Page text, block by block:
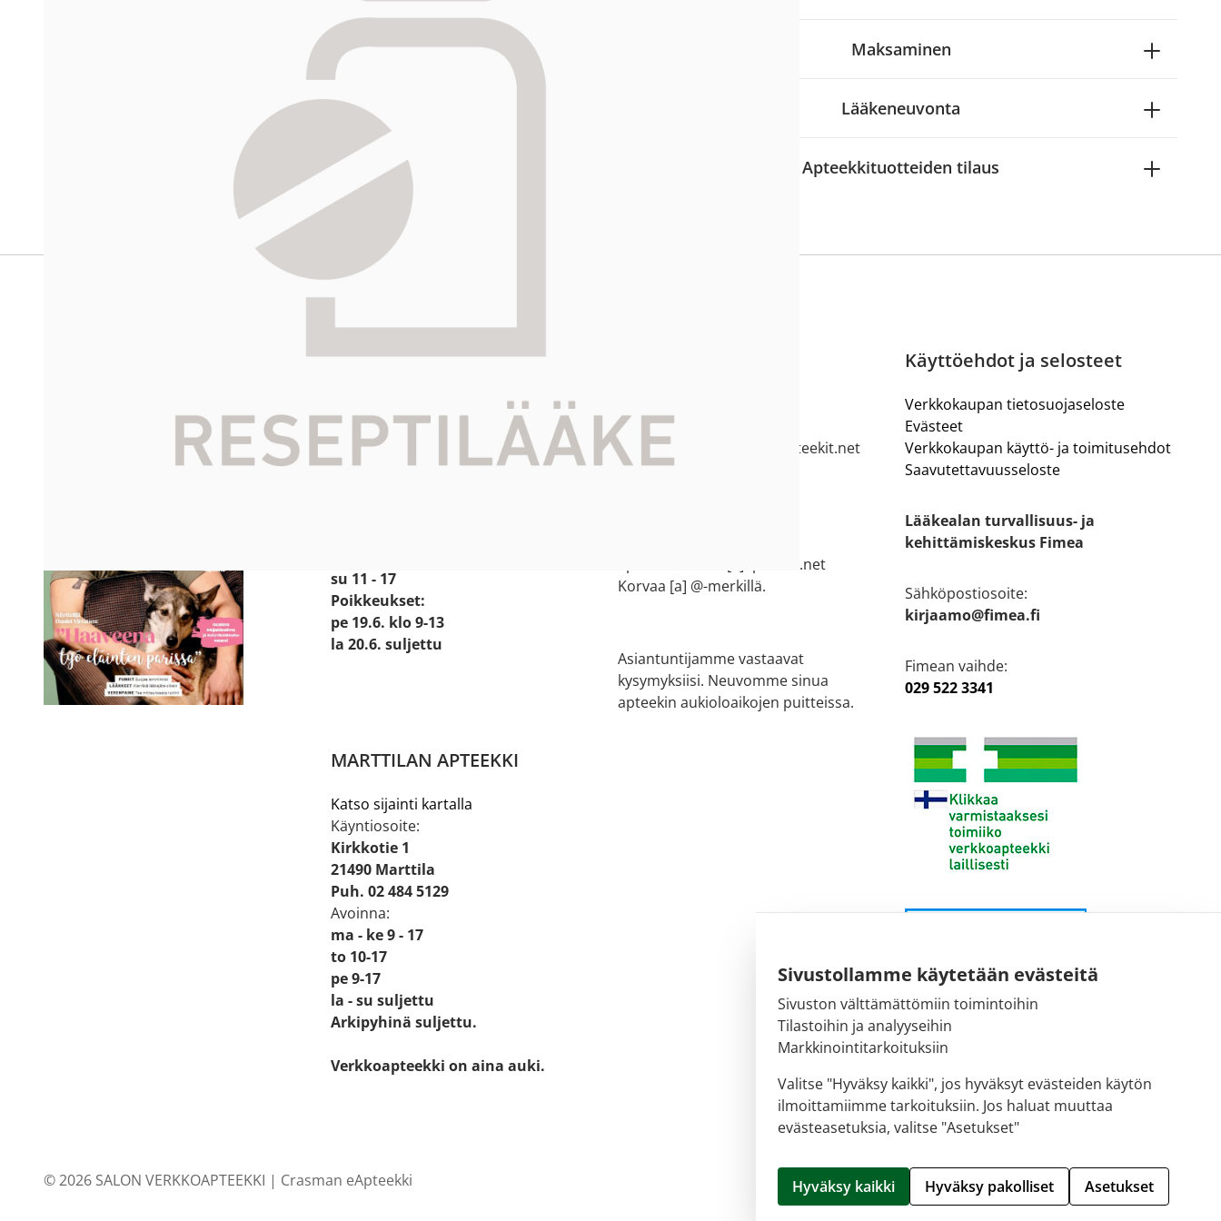
Sivustollamme käytetään evästeitä
Sivuston välttämättömiin toimintoihin
Tilastoihin ja analyyseihin
Markkinointitarkoituksiin
Valitse "Hyväksy kaikki", jos hyväksyt evästeiden käytön
ilmoittamiimme tarkoituksiin. Jos haluat muuttaa
evästeasetuksia, valitse "Asetukset"
Hyväksy kaikki Hyväksy pakolliset Asetukset
Reseptilääkkeiden tilaaminen edellyttää voimassa olevaa reseptiä, ja voit
-palvelusta. Tilausta varten sinun pitää ensin
tunnistautua. Apteekki käsittelee tilauksesi, jonka jälkeen voit maksaa ostoksesi.
Siirry reseptilääketilaukseen
Maksaminen
Lääkeneuvonta
Apteekkituotteiden tilaus
HALIKON APTEEKKI
Käyntiosoite:
Prismantie 2
24800 Halikko
su 11 - 17
Poikkeukset:
pe 19.6. klo 9-13
la 20.6. suljettu
MARTTILAN APTEEKKI
Katso sijainti kartalla
Käyntiosoite:
Kirkkotie 1
21490 Marttila
Puh. 02 484 5129
Avoinna:
ma - ke 9 - 17
to 10-17
pe 9-17
la - su suljettu
Arkipyhinä suljettu.
Verkkoapteekki on aina auki.
044 73 77 200
salon.verkkoapteekki[a]apteekit.net
Korvaa [a] @-merkillä.
apteekki.halikko[a]apteekit.net
Korvaa [a] @-merkillä.
Asiantuntijamme vastaavat
kysymyksiisi. Neuvomme sinua
apteekin aukioloaikojen puitteissa.
Käyttöehdot ja selosteet
Verkkokaupan tietosuojaseloste
Evästeet
Verkkokaupan käyttö- ja toimitusehdot
Saavutettavuusseloste
Lääkealan turvallisuus- ja
kehittämiskeskus Fimea
Sähköpostiosoite:
kirjaamo@fimea.fi
Fimean vaihde:
029 522 3341
© 2026 SALON VERKKOAPTEEKKI | Crasman eApteekki Hallitse evästeitä